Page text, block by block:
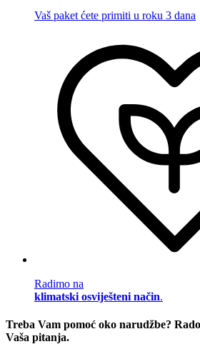
Vaš paket ćete primiti u roku 3 dana
Radimo na
klimatski osviješteni način.
Treba Vam pomoć oko narudžbe?
Vaša pitanja.